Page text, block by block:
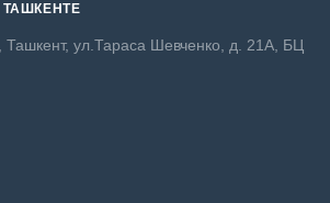
Ташкент, ул.Тараса Шевченко, д. 21А, БЦ